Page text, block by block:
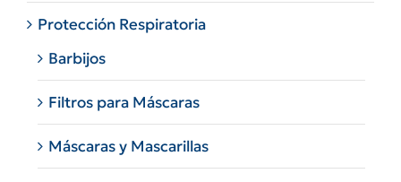
Protección Respiratoria
Barbijos
Filtros para Máscaras
Máscaras y Mascarillas